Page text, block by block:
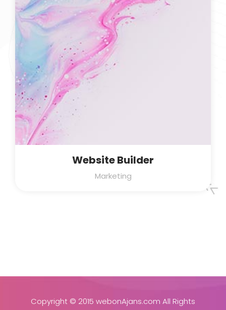
Website Builder
Marketing
Copyright © 2015 webonAjans.com All Rights